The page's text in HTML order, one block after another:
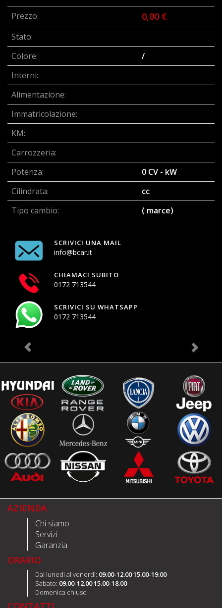
Prezzo: 0,00 €
Stato:
Colore:
/
Interni:
Alimentazione:
Immatricolazione:
KM:
Carrozzeria:
Potenza:
0 CV - kW
Cilindrata:
cc
Tipo cambio:
( marce)
SCRIVICI UNA MAIL
info@bcar.it
CHIAMACI SUBITO
0172 713544
SCRIVICI SU WHATSAPP
0172 713544
AZIENDA
Chi siamo
Servizi
Garanzia
ORARIO
Dal lunedì al venerdì: 09.00-12.00 15.00-19.00
Sabato: 09.00-12.00 15.00-18.00
Domenica chiuso